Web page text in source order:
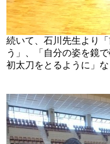
続いて、石川先生より
う」、「自分の姿を鏡
初太刀をとるように」